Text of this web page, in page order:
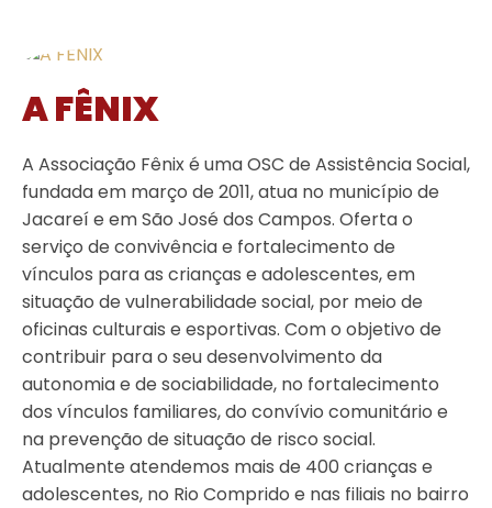
A FÊNIX
A Associação Fênix é uma OSC de Assistência Social,
fundada em março de 2011, atua no município de
Jacareí e em São José dos Campos. Oferta o
serviço de convivência e fortalecimento de
vínculos para as crianças e adolescentes, em
situação de vulnerabilidade social, por meio de
oficinas culturais e esportivas. Com o objetivo de
contribuir para o seu desenvolvimento da
autonomia e de sociabilidade, no fortalecimento
dos vínculos familiares, do convívio comunitário e
na prevenção de situação de risco social.
Atualmente atendemos mais de 400 crianças e
adolescentes, no Rio Comprido e nas filiais no bairro